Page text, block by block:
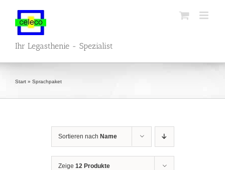
springen
Ihr Legasthenie - Spezialist
Start » Sprachpaket
Sortieren nach Name
Zeige 12 Produkte